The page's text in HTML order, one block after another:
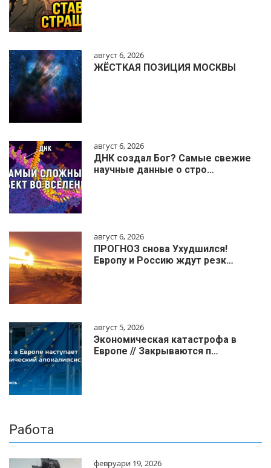
август 6, 2026
ЖЁСТКАЯ ПОЗИЦИЯ МОСКВЫ
август 6, 2026
ДНК создал Бог? Самые свежие
научные данные о стро…
август 6, 2026
ПРОГНОЗ снова Ухудшился!
Европу и Россию ждут резк…
август 5, 2026
Экономическая катастрофа в
Европе // Закрываются п…
Работа
февруари 19, 2026